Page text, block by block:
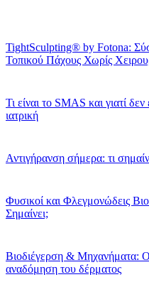
TightSculpting® by Fotona:
Τοπικού Πάχους Χωρίς
Τι είναι το SMAS και γιατί
ιατρική
Αντιγήρανση σήμερα: τι
Φυσικοί και Φλεγμονώδεις
Σημαίνει;
Βιοδιέγερση & Μηχανήματα:
αναδόμηση του δέρματος